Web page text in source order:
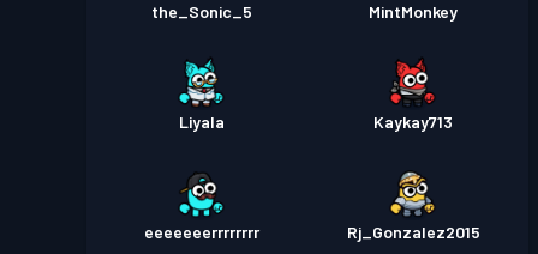
the_Sonic_5 MintMonkey
Liyala Kaykay713
eeeeeeerrrrrrrr Rj_Gonzalez2015